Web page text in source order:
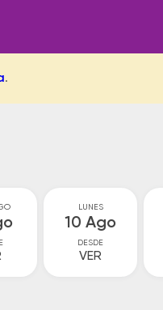
.
LUNES
10 Ago
DESDE
VER